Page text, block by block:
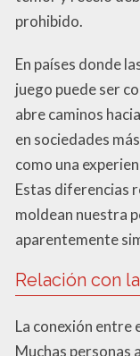
prohibido.
En países donde
juego puede ser
abre caminos
en sociedades
como una
Estas diferencias
moldean nuestra
aparentemente
Relación con
La conexión entre
Muchas